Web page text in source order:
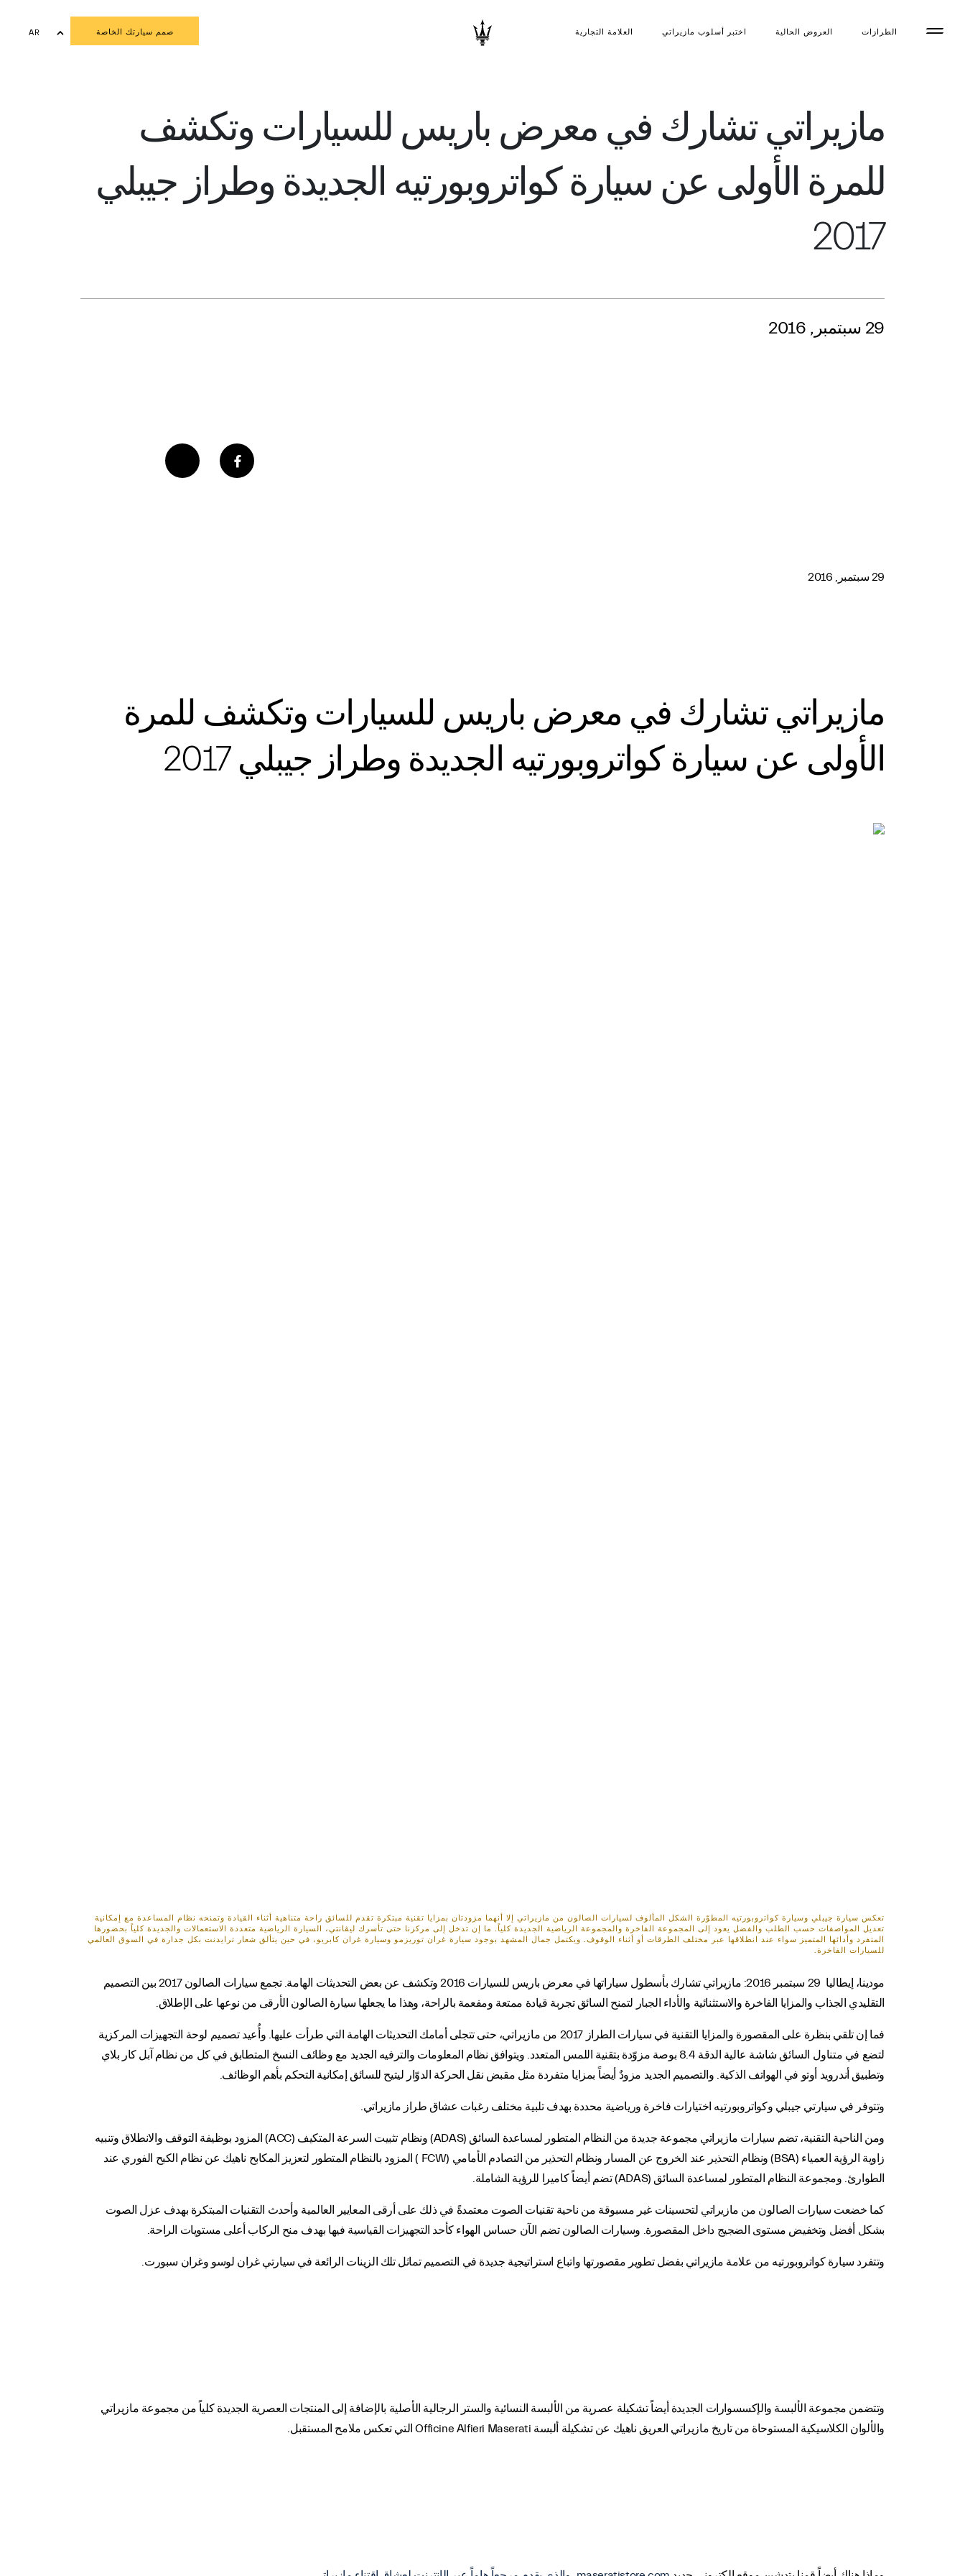
الطرازات العروض الحالية اختبر أسلوب مازیراتي العلامة التجارية صمم سيارتك الخاصة
AR
مازيراتي تشارك في معرض باريس للسيارات وتكشف
للمرة الأولى عن سيارة كواتروبورتيه الجديدة وطراز جيبلي
2017
29 سبتمبر, 2016
29 سبتمبر, 2016
مازيراتي تشارك في معرض باريس للسيارات وتكشف للمرة
الأولى عن سيارة كواتروبورتيه الجديدة وطراز جيبلي 2017
تعكس سيارة جيبلي وسيارة كواتروبورتيه المطوّرة الشكل المألوف لسيارات الصالون من مازيراتي إلا أنهما مزودتان بمزايا تقنية مبتكرة تقدم للسائق راحة متناهية أثناء القيادة وتمنحه نظام المساعدة مع إمكانية
تعديل المواصفات حسب الطلب والفضل يعود إلى المجموعة الفاخرة والمجموعة الرياضية الجديدة كلياً. ما إن تدخل إلى مركزنا حتى تأسرك ليڨانتي، السيارة الرياضية متعددة الاستعمالات والجديدة كلياً بحضورها
المتفرد وأدائها المتميز سواء عند انطلاقها عبر مختلف الطرقات أو أثناء الوقوف. ويكتمل جمال المشهد بوجود سيارة غران توريزمو وسيارة غران كابريو، في حين يتألق شعار ترايدنت بكل جدارة في السوق العالمي
للسيارات الفاخرة.
مودينا، إيطاليا 29 سبتمبر 2016: مازيراتي تشارك بأسطول سياراتها في معرض باريس للسيارات 2016 وتكشف عن بعض التحديثات الهامة. تجمع سيارات الصالون 2017 بين التصميم
التقليدي الجذاب والمزايا الفاخرة والاستثنائية والأداء الجبار لتمنح السائق تجربة قيادة ممتعة ومفعمة بالراحة، وهذا ما يجعلها سيارة الصالون الأرقى من نوعها على الإطلاق.
فما إن تلقي بنظرة على المقصورة والمزايا التقنية في سيارات الطراز 2017 من مازيراتي، حتى تتجلى أمامك التحديثات الهامة التي طرأت عليها. وأُعيد تصميم لوحة التجهيزات المركزية
لتضع في متناول السائق شاشة عالية الدقة 8.4 بوصة مزوّدة بتقنية اللمس المتعدد. ويتوافق نظام المعلومات والترفيه الجديد مع وظائف النسخ المتطابق في كل من نظام آبل كار بلاي
وتطبيق أندرويد أوتو في الهواتف الذكية. والتصميم الجديد مزودٌ أيضاً بمزايا متفردة مثل مقبض نقل الحركة الدوّار ليتيح للسائق إمكانية التحكم بأهم الوظائف.
وتتوفر في سيارتي جيبلي وكواتروبورتيه اختيارات فاخرة ورياضية محددة بهدف تلبية مختلف رغبات عشاق طراز مازيراتي.
ومن الناحية التقنية، تضم سيارات مازيراتي مجموعة جديدة من النظام المتطور لمساعدة السائق (ADAS) ونظام تثبيت السرعة المتكيف (ACC) المزود بوظيفة التوقف والانطلاق وتنبيه
زاوية الرؤية العمياء (BSA) ونظام التحذير عند الخروج عن المسار ونظام التحذير من التصادم الأمامي (FCW ) المزود بالنظام المتطور لتعزيز المكابح ناهيك عن نظام الكبح الفوري عند
الطوارئ. ومجموعة النظام المتطور لمساعدة السائق (ADAS) تضم أيضاً كاميرا للرؤية الشاملة.
كما خضعت سيارات الصالون من مازيراتي لتحسينات غير مسبوقة من ناحية تقنيات الصوت معتمدةً في ذلك على أرقى المعايير العالمية وأحدث التقنيات المبتكرة بهدف عزل الصوت
بشكل أفضل وتخفيض مستوى الضجيج داخل المقصورة. وسيارات الصالون تضم الآن حساس الهواء كأحد التجهيزات القياسية فيها بهدف منح الركاب أعلى مستويات الراحة.
وتتفرد سيارة كواتروبورتيه من علامة مازيراتي بفضل تطوير مقصورتها واتباع استراتيجية جديدة في التصميم تماثل تلك الزينات الرائعة في سيارتي غران لوسو وغران سبورت.
وتتضمن مجموعة الألبسة والإكسسوارات الجديدة أيضاً تشكيلة عصرية من الألبسة النسائية والستر الرجالية الأصلية بالإضافة إلى المنتجات العصرية الجديدة كلياً من مجموعة مازيراتي
والألوان الكلاسيكية المستوحاة من تاريخ مازيراتي العريق ناهيك عن تشكيلة ألبسة Officine Alfieri Maserati التي تعكس ملامح المستقبل.